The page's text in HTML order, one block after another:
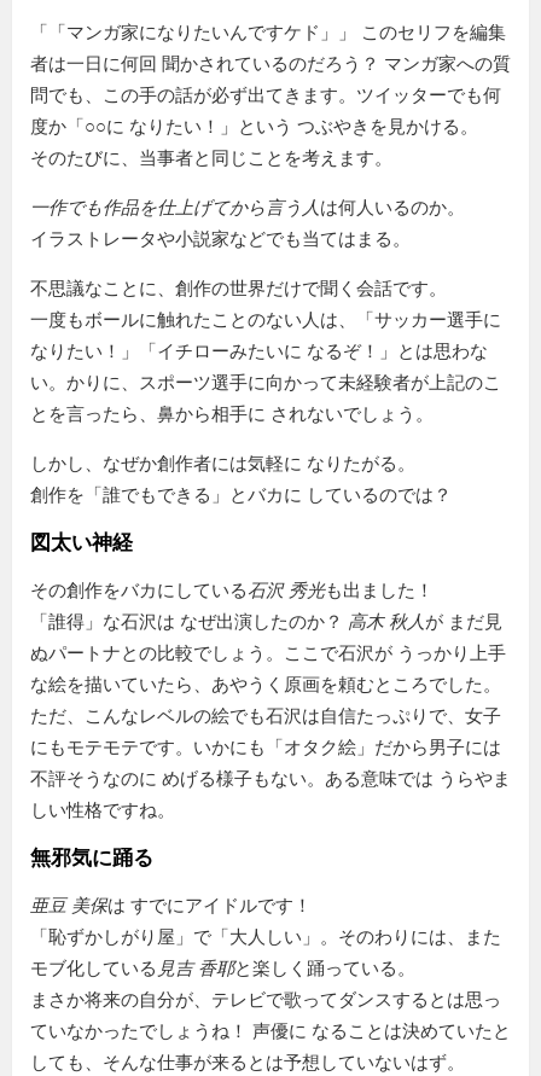
「 マンガ家になりたいんですケド
」 このセリフを編集
者は一日に何回 聞かされているのだろう？ マンガ家への質
問でも、この手の話が必ず出てきます。ツイッターでも何
度か「○○に なりたい！」という つぶやきを見かける。
そのたびに、当事者と同じことを考えます。
一作でも作品を仕上げてから言う人 は何人いるのか。
イラストレータや小説家などでも当てはまる。
不思議なことに、創作の世界だけで聞く会話です。
一度もボールに触れたことのない人は、「サッカー選手に
なりたい！」「イチローみたいに なるぞ！」とは思わな
い。かりに、スポーツ選手に向かって未経験者が上記のこ
とを言ったら、鼻から相手に されないでしょう。
しかし、なぜか創作者には気軽に なりたがる。
創作を「誰でもできる」とバカに しているのでは？
図太い神経
その創作をバカにしている石沢 秀光も出ました！
「誰得」な石沢は なぜ出演したのか？ 高木 秋人 が まだ見
ぬパートナとの比較でしょう。ここで石沢が うっかり上手
な絵を描いていたら、あやうく原画を頼むところでした。
ただ、こんなレベルの絵でも石沢は自信たっぷりで、女子
にもモテモテです。いかにも「オタク絵」だから男子には
不評そうなのに めげる様子もない。ある意味では うらやま
しい性格ですね。
無邪気に踊る
亜豆 美保は すでにアイドルです！
恥ずかしがり屋
で 大人しい
。そのわりには、また
モブ化している 見吉 香耶と楽しく踊っている。
まさか将来の自分が、テレビで歌ってダンスするとは思っ
ていなかったでしょうね！ 声優に なることは決めていたと
しても、そんな仕事が来るとは予想していないはず。